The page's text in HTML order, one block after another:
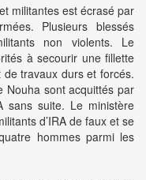
militantes est écrasé par
Plusieurs blessés
non violents. Le
à secourir une fillette
de travaux durs et forcés.
Nouha sont acquittés par
sans suite. Le ministère
d’IRA de faux et se
hommes parmi les